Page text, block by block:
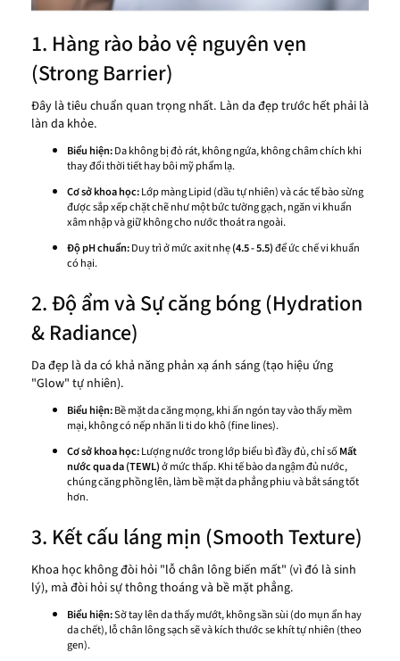
1. Hàng rào bảo vệ nguyên vẹn
(Strong Barrier)
Đây là tiêu chuẩn quan trọng nhất. Làn da đẹp trước hết phải là
làn da khỏe.
Biểu hiện:Da không bị đỏ rát, không ngứa, không châm chích khi
thay đổi thời tiết hay bôi mỹ phẩm lạ.
Cơ sở khoa học:Lớp màng Lipid (dầu tự nhiên) và các tế bào sừng
được sắp xếp chặt chẽ như một bức tường gạch, ngăn vi khuẩn
xâm nhập và giữ không cho nước thoát ra ngoài.
Độ pH chuẩn:Duy trì ở mức axit nhẹ(4.5 - 5.5)để ức chế vi khuẩn
có hại.
2. Độ ẩm và Sự căng bóng (Hydration
& Radiance)
Da đẹp là da có khả năng phản xạ ánh sáng (tạo hiệu ứng
"Glow" tự nhiên).
Biểu hiện:Bề mặt da căng mọng, khi ấn ngón tay vào thấy mềm
mại, không có nếp nhăn li ti do khô (fine lines).
Cơ sở khoa học:Lượng nước trong lớp biểu bì đầy đủ, chỉ sốMất
nước qua da (TEWL)ở mức thấp. Khi tế bào da ngậm đủ nước,
chúng căng phồng lên, làm bề mặt da phẳng phiu và bắt sáng tốt
hơn.
3. Kết cấu láng mịn (Smooth Texture)
Khoa học không đòi hỏi "lỗ chân lông biến mất" (vì đó là sinh
lý), mà đòi hỏi sự thông thoáng và bề mặt phẳng.
Biểu hiện:Sờ tay lên da thấy mướt, không sần sùi (do mụn ẩn hay
da chết), lỗ chân lông sạch sẽ và kích thước se khít tự nhiên (theo
gen).